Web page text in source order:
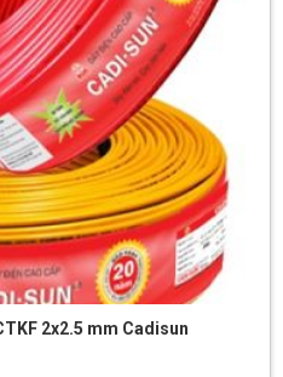
2x2.5 mm Cadisun